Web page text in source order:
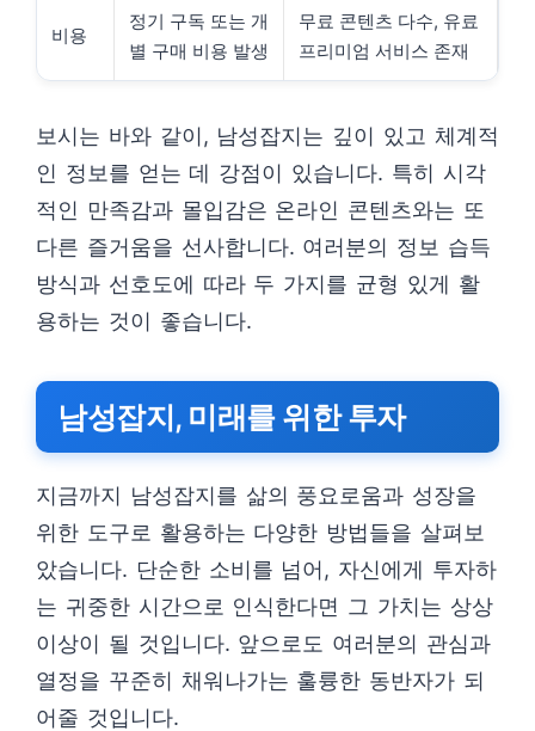
비용
정기 구독 또는 개
별 구매 비용 발생
무료 콘텐츠 다수, 유료
프리미엄 서비스 존재
보시는 바와 같이, 남성잡지는 깊이 있고 체계적
인 정보를 얻는 데 강점이 있습니다. 특히 시각
적인 만족감과 몰입감은 온라인 콘텐츠와는 또
다른 즐거움을 선사합니다. 여러분의 정보 습득
방식과 선호도에 따라 두 가지를 균형 있게 활
용하는 것이 좋습니다.
남성잡지, 미래를 위한 투자
지금까지 남성잡지를 삶의 풍요로움과 성장을
위한 도구로 활용하는 다양한 방법들을 살펴보
았습니다. 단순한 소비를 넘어, 자신에게 투자하
는 귀중한 시간으로 인식한다면 그 가치는 상상
이상이 될 것입니다. 앞으로도 여러분의 관심과
열정을 꾸준히 채워나가는 훌륭한 동반자가 되
어줄 것입니다.